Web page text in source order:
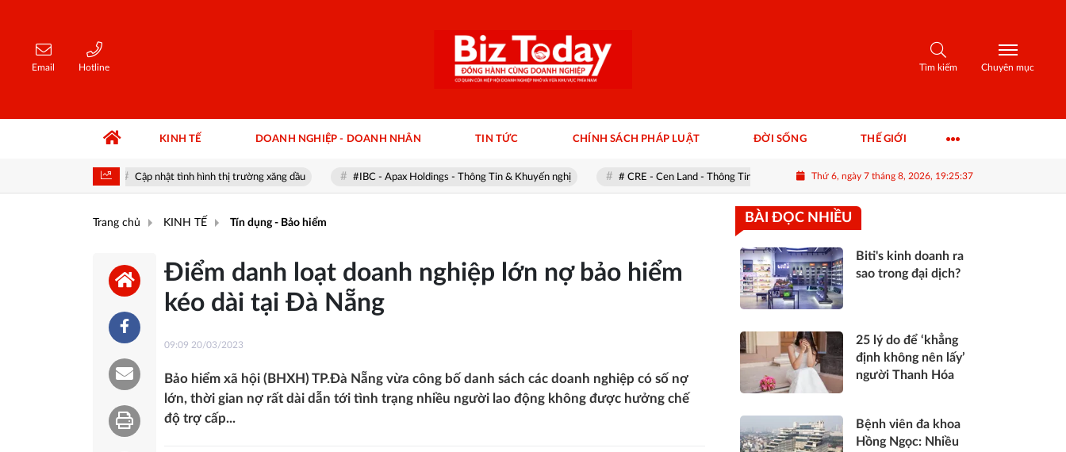
Email Hotline Tìm kiếm Chuyên mục
KINH TẾ DOANH NGHIỆP - DOANH NHÂN TIN TỨC CHÍNH SÁCH PHÁP LUẬT ĐỜI SỐNG THẾ GIỚI
Cập nhật tình hình thị trường xăng dầu #IBC - Apax Holdings - Thông Tin & Khuyến nghị # CRE - Cen Land - Thông Tin & Khuyến nghị #ROS - Thông tin FLC & khuyến nghị cổ phiếu ROS
Thứ 6, ngày 7 tháng 8, 2026, 19:25:38
Trang chủ KINH TẾ Tín dụng - Bảo hiểm
Điểm danh loạt doanh nghiệp lớn nợ bảo hiểm
kéo dài tại Đà Nẵng
09:09 20/03/2023
Bảo hiểm xã hội (BHXH) TP.Đà Nẵng vừa công bố danh sách các doanh nghiệp có số nợ
lớn, thời gian nợ rất dài dẫn tới tình trạng nhiều người lao động không được hưởng chế
độ trợ cấp...
BÀI ĐỌC NHIỀU
Biti's kinh doanh ra
sao trong đại dịch?
25 lý do để ‘khẳng
định không nên lấy’
người Thanh Hóa
Bệnh viên đa khoa
Hồng Ngọc: Nhiều